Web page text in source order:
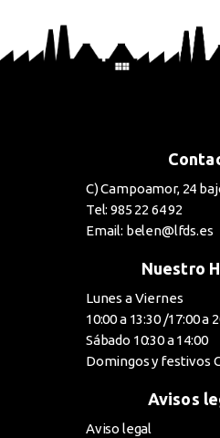
C) Campoamor, 24
Tel: 985 22 64 92
Email: belen@lfds.es
Nuestro
Lunes a Viernes
10:00 a 13:30 /17:00 a
Sábado 10:30 a 14:00
Domingos y festivos
Avisos
Aviso legal